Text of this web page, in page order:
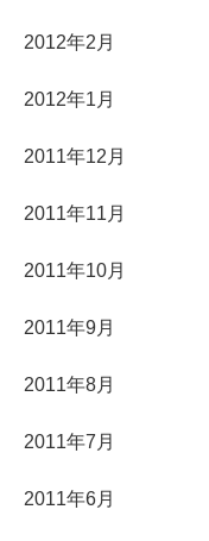
2012年2月
2012年1月
2011年12月
2011年11月
2011年10月
2011年9月
2011年8月
2011年7月
2011年6月